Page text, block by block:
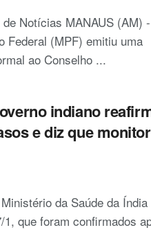
Notícias MANAUS (AM)
Federal (MPF) emitiu uma
ao Conselho ...
indiano
e diz que
da Saúde da
que foram confirmados